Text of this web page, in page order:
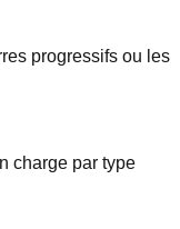
progressifs ou les
charge par type